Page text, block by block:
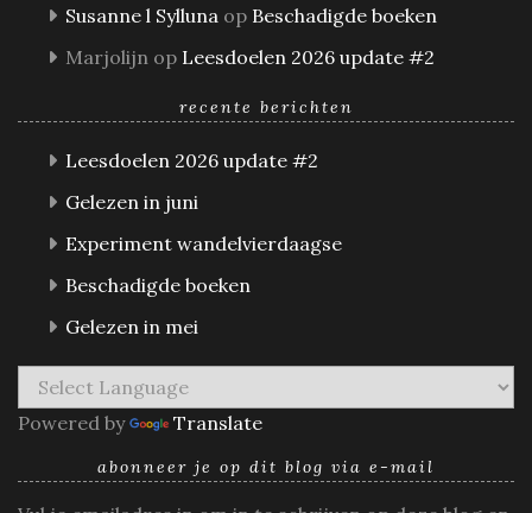
Susanne l Sylluna op Beschadigde boeken
Marjolijn op Leesdoelen 2026 update #2
recente berichten
Leesdoelen 2026 update #2
Gelezen in juni
Experiment wandelvierdaagse
Beschadigde boeken
Gelezen in mei
Powered by Translate
abonneer je op dit blog via e-mail